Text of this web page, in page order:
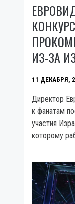
ИЗ-ЗА
11 ДЕКАБРЯ,
Директор
к фанатам
участия
которому